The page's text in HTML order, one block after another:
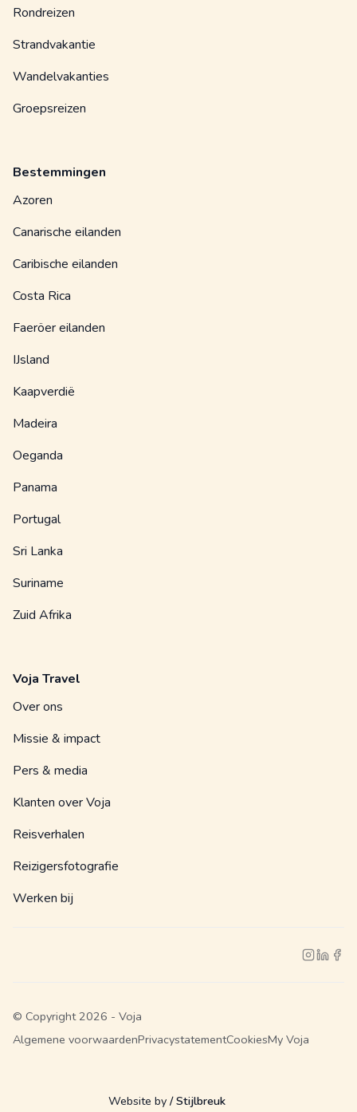
Rondreizen
Strandvakantie
Wandelvakanties
Groepsreizen
Bestemmingen
Azoren
Canarische eilanden
Caribische eilanden
Costa Rica
Faeröer eilanden
IJsland
Kaapverdië
Madeira
Oeganda
Panama
Portugal
Sri Lanka
Suriname
Zuid Afrika
Voja Travel
Over ons
Missie & impact
Pers & media
Klanten over Voja
Reisverhalen
Reizigersfotografie
Werken bij
© Copyright 2026 - Voja
Algemene voorwaardenPrivacystatementCookiesMy Voja
Website by / Stijlbreuk